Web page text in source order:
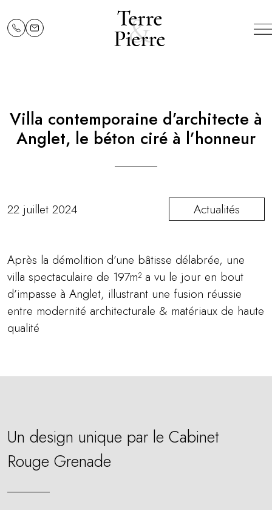
Villa contemporaine d’architecte à
Anglet, le béton ciré à l’honneur
22 juillet 2024 Actualités
Après la démolition d’une bâtisse délabrée, une
villa spectaculaire de 197m² a vu le jour en bout
d’impasse à Anglet, illustrant une fusion réussie
entre modernité architecturale & matériaux de haute
qualité
Un design unique par le Cabinet
Rouge Grenade